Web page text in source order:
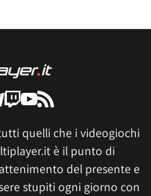
quelli che i videogiochi
è il punto di
del presente e
stupiti ogni giorno con